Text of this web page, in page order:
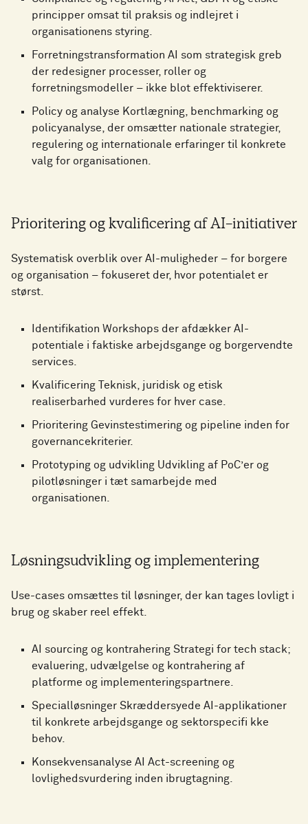
principper omsat til praksis og indlejret i
organisationens styring.
Forretningstransformation AI som strategisk greb
der redesigner processer, roller og
forretningsmodeller – ikke blot effektiviserer.
Policy og analyse Kortlægning, benchmarking og
policyanalyse, der omsætter nationale strategier,
regulering og internationale erfaringer til konkrete
valg for organisationen.
Prioritering og kvalificering af AI-initiativer
Systematisk overblik over AI-muligheder – for borgere
og organisation – fokuseret der, hvor potentialet er
størst.
Identifikation Workshops der afdækker AI-
potentiale i faktiske arbejdsgange og borgervendte
services.
Kvalificering Teknisk, juridisk og etisk
realiserbarhed vurderes for hver case.
Prioritering Gevinstestimering og pipeline inden for
governancekriterier.
Prototyping og udvikling Udvikling af PoC’er og
pilotløsninger i tæt samarbejde med
organisationen.
Løsningsudvikling og implementering
Use-cases omsættes til løsninger, der kan tages lovligt i
brug og skaber reel effekt.
AI sourcing og kontrahering Strategi for tech stack;
evaluering, udvælgelse og kontrahering af
platforme og implementeringspartnere.
Specialløsninger Skræddersyede AI-applikationer
til konkrete arbejdsgange og sektorspecifi kke
behov.
Konsekvensanalyse AI Act-screening og
lovlighedsvurdering inden ibrugtagning.